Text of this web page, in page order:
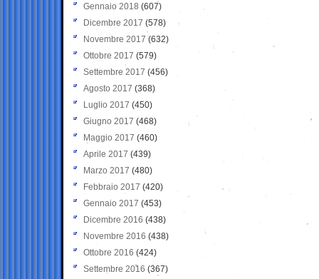
Gennaio 2018 (607)
Dicembre 2017 (578)
Novembre 2017 (632)
Ottobre 2017 (579)
Settembre 2017 (456)
Agosto 2017 (368)
Luglio 2017 (450)
Giugno 2017 (468)
Maggio 2017 (460)
Aprile 2017 (439)
Marzo 2017 (480)
Febbraio 2017 (420)
Gennaio 2017 (453)
Dicembre 2016 (438)
Novembre 2016 (438)
Ottobre 2016 (424)
Settembre 2016 (367)